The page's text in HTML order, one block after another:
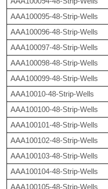
AAA100095-48-Strip-Wells
AAA100096-48-Strip-Wells
AAA100097-48-Strip-Wells
AAA100098-48-Strip-Wells
AAA100099-48-Strip-Wells
AAA10010-48-Strip-Wells
AAA100100-48-Strip-Wells
AAA100101-48-Strip-Wells
AAA100102-48-Strip-Wells
AAA100103-48-Strip-Wells
AAA100104-48-Strip-Wells
AAA100105-48-Strip-Wells